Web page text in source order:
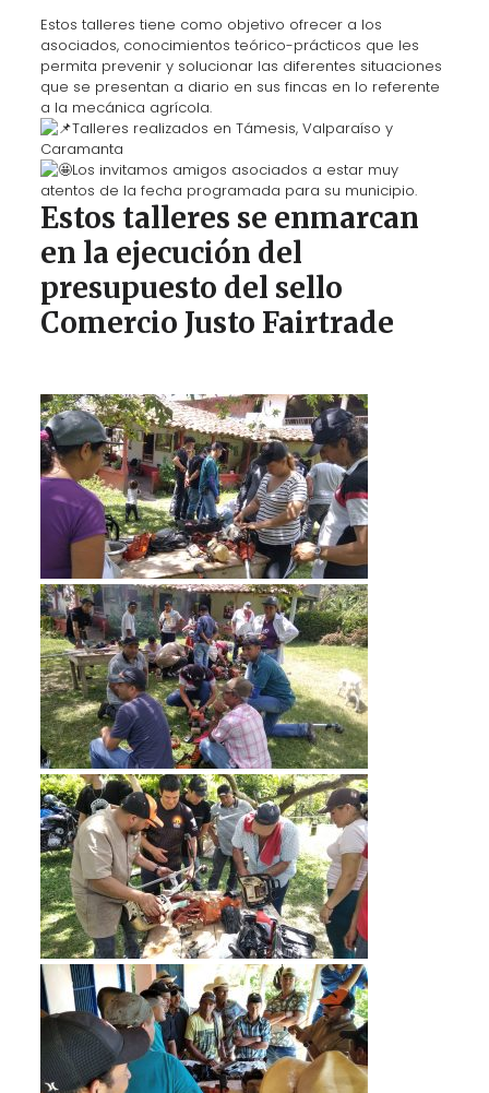
Estos talleres tiene como objetivo ofrecer a los
asociados, conocimientos teórico-prácticos que les
permita prevenir y solucionar las diferentes situaciones
que se presentan a diario en sus fincas en lo referente
a la mecánica agrícola.
Talleres realizados en Támesis, Valparaíso y
Caramanta
Los invitamos amigos asociados a estar muy
atentos de la fecha programada para su municipio.
Estos talleres se enmarcan
en la ejecución del
presupuesto del sello
Comercio Justo Fairtrade